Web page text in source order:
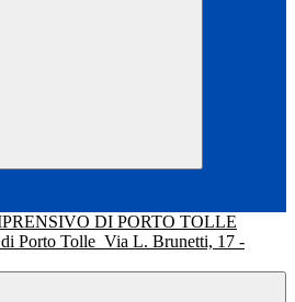
di Porto Tolle Via L. Brunetti, 17 -